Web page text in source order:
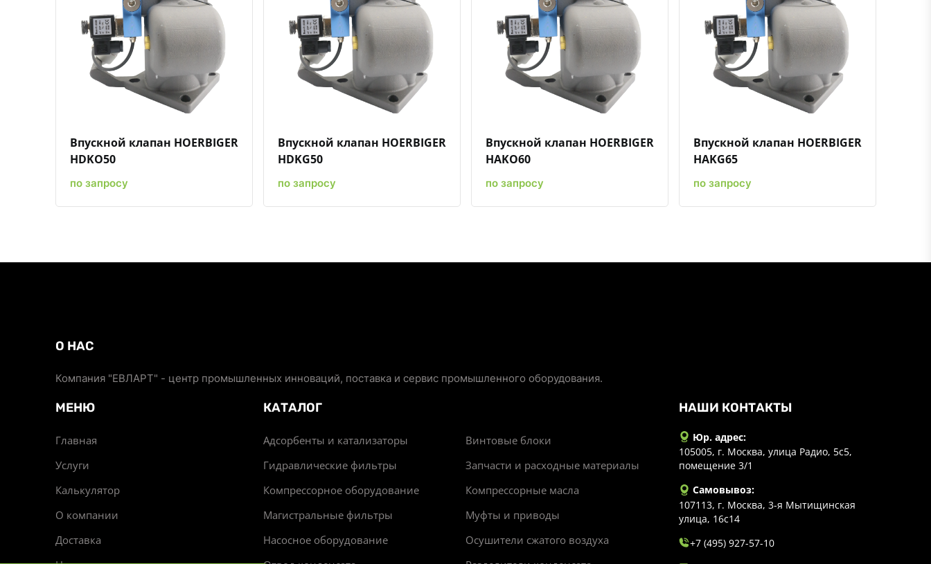
Добавить в избранное
Впускной клапан HOERBIGER
HDKO50
по запросу
Добавить в избранное
Впускной клапан HOERBIGER
HDKG50
по запросу
Добавить в избранное
Впускной клапан HOERBIGER
HAKO60
по запросу
Добавить в избранное
Впускной клапан HOERBIGER
HAKG65
по запросу
О НАС
Компания "ЕВЛАРТ" - центр промышленных инноваций, поставка и сервис промышленного оборудования.
МЕНЮ
Главная
Услуги
Калькулятор
О компании
Доставка
КАТАЛОГ
Адсорбенты и катализаторы
Винтовые блоки
Гидравлические фильтры
Запчасти и расходные материалы
Компрессорное оборудование
Компрессорные масла
Магистральные фильтры
Муфты и приводы
Насосное оборудование
Осушители сжатого воздуха
НАШИ КОНТАКТЫ
Юр. адрес:
105005, г. Москва, улица Радио, 5с5,
помещение 3/1
Самовывоз:
107113, г. Москва, 3-я Мытищинская
улица, 16с14
+7 (495) 927-57-10